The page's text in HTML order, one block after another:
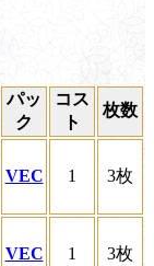
パッ
ク
コス
ト
枚数
VEC 1 3枚
VEC 1 3枚